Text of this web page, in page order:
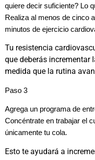
quiere decir suficiente? Lo
Realiza al menos de cinco
minutos de ejercicio
Tu resistencia
que deberás incrementar
medida que la rutina
Paso 3
Agrega un programa de
Concéntrate en trabajar el
únicamente tu cola.
Esto te ayudará a